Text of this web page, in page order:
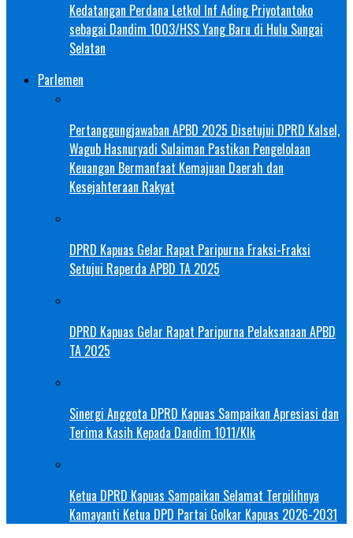
Kedatangan Perdana Letkol Inf Ading Priyotantoko
sebagai Dandim 1003/HSS Yang Baru di Hulu Sungai
Selatan
Parlemen
Pertanggungjawaban APBD 2025 Disetujui DPRD Kalsel,
Wagub Hasnuryadi Sulaiman Pastikan Pengelolaan
Keuangan Bermanfaat Kemajuan Daerah dan
Kesejahteraan Rakyat
DPRD Kapuas Gelar Rapat Paripurna Fraksi-Fraksi
Setujui Raperda APBD TA 2025
DPRD Kapuas Gelar Rapat Paripurna Pelaksanaan APBD
TA 2025
Sinergi Anggota DPRD Kapuas Sampaikan Apresiasi dan
Terima Kasih Kepada Dandim 1011/Klk
Ketua DPRD Kapuas Sampaikan Selamat Terpilihnya
Kamayanti Ketua DPD Partai Golkar Kapuas 2026-2031